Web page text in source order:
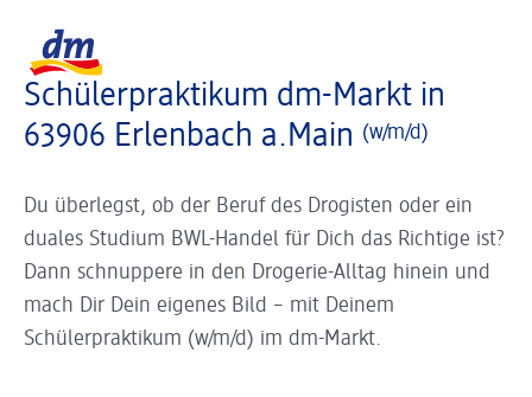
Schülerpraktikum dm-Markt in
63906 Erlenbach a.Main (w/m/d)
Du überlegst, ob der Beruf des Drogisten oder ein
duales Studium BWL-Handel für Dich das Richtige ist?
Dann schnuppere in den Drogerie-Alltag hinein und
mach Dir Dein eigenes Bild – mit Deinem
Schülerpraktikum (w/m/d) im dm-Markt.